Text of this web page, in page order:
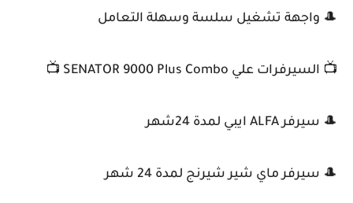
🎩 واجهة تشغيل سلسة وسهلة التعامل
📺 السيرفرات علي SENATOR 9000 Plus Combo 📺
🎩 سيرفر ALFA ايبي لمدة 24شهر
🎩 سيرفر ماي شير شيرنج لمدة 24 شهر